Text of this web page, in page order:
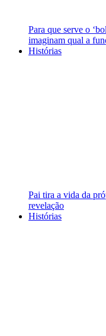
Para que serve o
imaginam qual a
Histórias
Pai tira a vida da
revelação
Histórias